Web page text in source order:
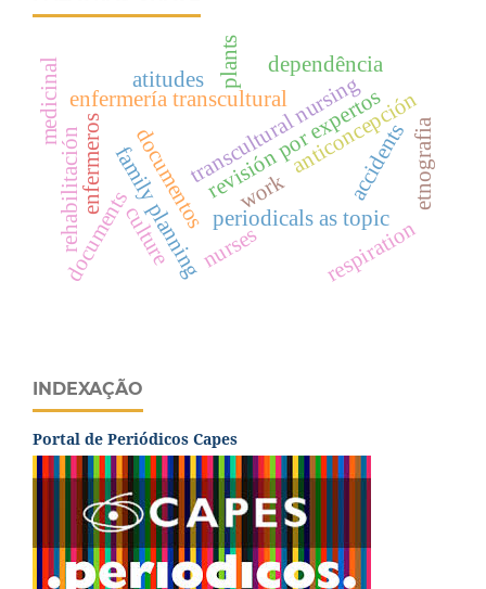
documentosperiodicals as topic
revisión por expertos
transcultural nursing
enfermería transcultural
family planning
anticoncepción
documents nurses
enfermeros accidents
respiration
rehabilitación etnografia
atitudes
dependência
culture
plants
medicinal
work
INDEXAÇÃO
Portal de Periódicos Capes